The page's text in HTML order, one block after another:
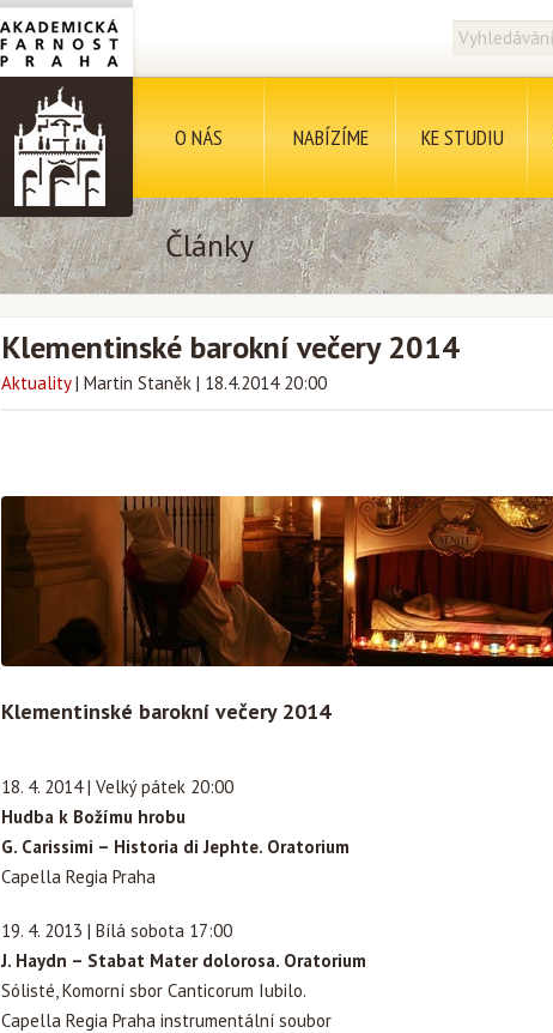
O NÁS NABÍZÍME KE STUDIU
Články
Klementinské barokní večery 2014
Aktuality | Martin Staněk | 18.4.2014 20:00
Klementinské barokní večery 2014
18. 4. 2014 | Velký pátek 20:00
Hudba k Božímu hrobu
G. Carissimi – Historia di Jephte. Oratorium
Capella Regia Praha
19. 4. 2013 | Bílá sobota 17:00
J. Haydn – Stabat Mater dolorosa. Oratorium
Sólisté, Komorní sbor Canticorum Iubilo.
Capella Regia Praha instrumentální soubor